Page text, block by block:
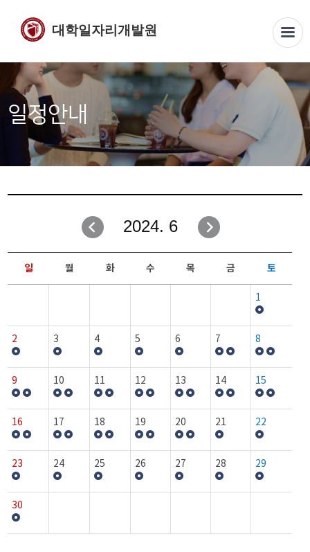
대학일자리개발원
일정안내
2024. 6
일 월 화 수 목 금 토
1
2 3 4 5 6 7 8
9 10 11 12 13 14 15
16 17 18 19 20 21 22
23 24 25 26 27 28 29
30